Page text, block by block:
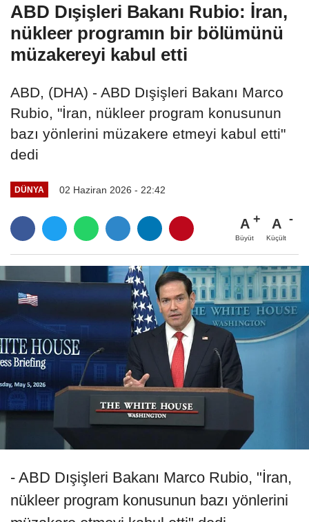
ABD Dışişleri Bakanı Rubio: İran,
nükleer programın bir bölümünü
müzakereyi kabul etti
ABD, (DHA) - ABD Dışişleri Bakanı Marco
Rubio, "İran, nükleer program konusunun
bazı yönlerini müzakere etmeyi kabul etti"
dedi
DÜNYA 02 Haziran 2026 - 22:42
A
Büyüt
A
Küçült
- ABD Dışişleri Bakanı Marco Rubio, "İran,
nükleer program konusunun bazı yönlerini